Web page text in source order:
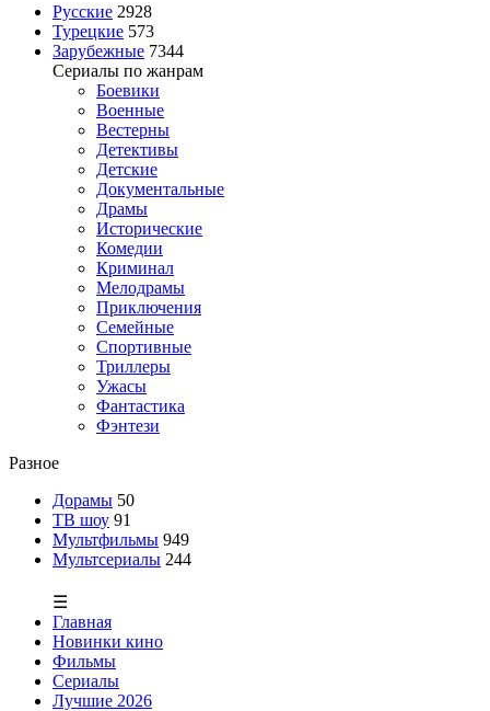
Русские 2928
Турецкие 573
Зарубежные 7344
Сериалы по жанрам
Боевики
Военные
Вестерны
Детективы
Детские
Документальные
Драмы
Исторические
Комедии
Криминал
Мелодрамы
Приключения
Семейные
Спортивные
Триллеры
Ужасы
Фантастика
Фэнтези
Разное
Дорамы 50
ТВ шоу 91
Мультфильмы 949
Мультсериалы 244
☰
Главная
Новинки кино
Фильмы
Сериалы
Лучшие 2026